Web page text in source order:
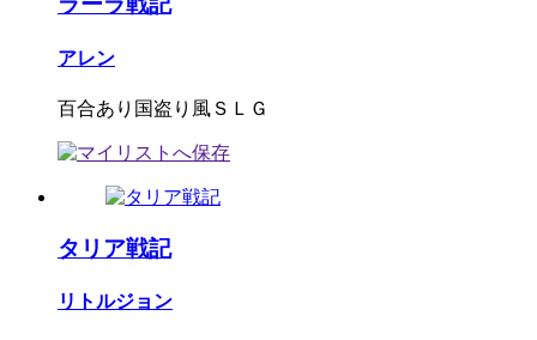
アレン
百合あり国盗り風ＳＬＧ
タリア戦記
リトルジョン